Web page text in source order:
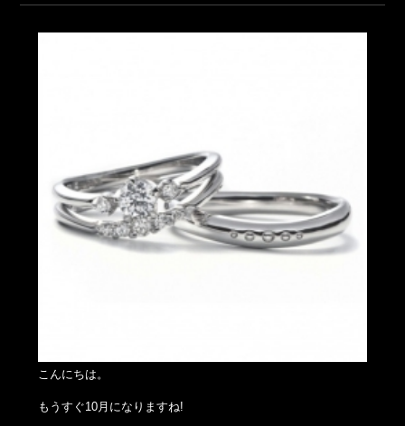
こんにちは。
もうすぐ10月になりますね!